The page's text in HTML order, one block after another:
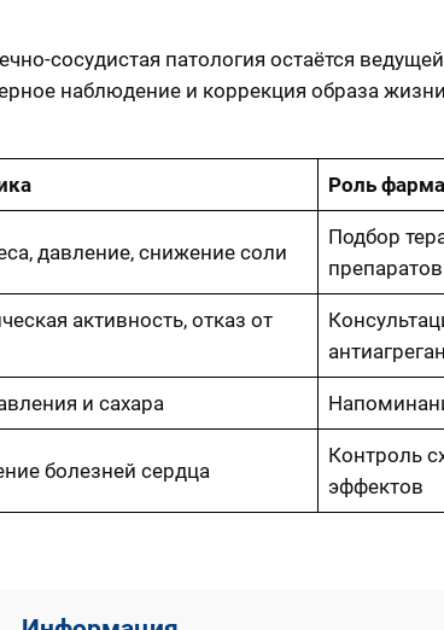
сосудистая патология остаётся
наблюдение и коррекция образа
Роль
давление, снижение соли
Подбор
препаратов
активность, отказ от
и сахара
болезней сердца
Контроль
эффектов